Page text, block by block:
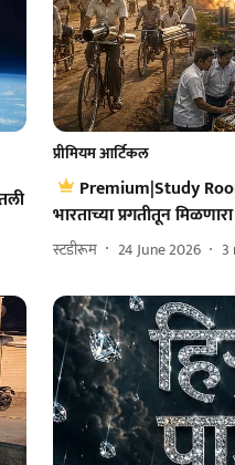
प्रीमियम आर्टिकल
Premium|Study
भारताच्या प्रगतीतून
स्टडीरूम 24 June 2026 3